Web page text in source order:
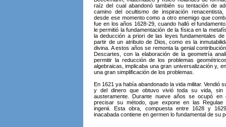
raíz del cual abandonó también su tentación de
camino del ocultismo de inspiración
desde ese momento como a otro enemigo que
fue en los años 1628-29, cuando halló el
le permitió la fundamentación de la física en la
la deducción a priori de las leyes fundamentales
partir de un atributo de Dios, como es la
divina. A estos años se remonta la genial
Descartes, con la elaboración de la geometría
permitir la reducción de los problemas
algebraicas, implicaba una gran universalización y,
una gran simplificación de los problemas.
En 1621 ya había abandonado la vida militar. Vendió
y del dinero que obtuvo vivió toda su vida, sin
austeramente. Durante nueve años se ocupó en
precisar su método, que expone en las Regulae
ingenii. Esta obra, compuesta entre 1628 y
inacabada contiene en germen lo fundamental de su